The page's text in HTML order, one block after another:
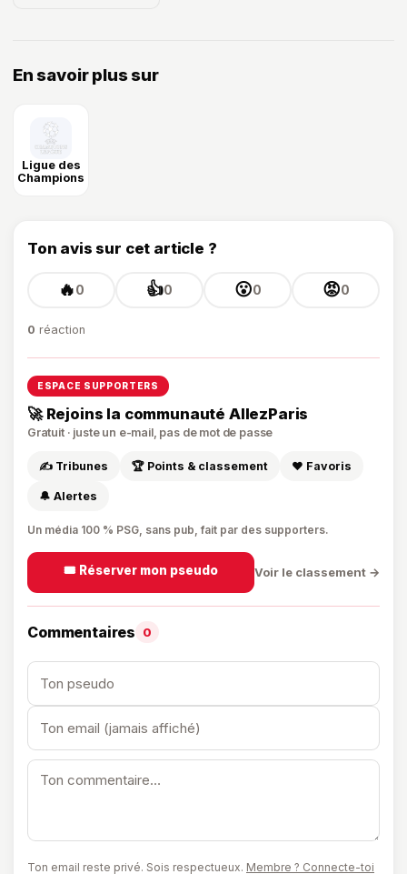
En savoir plus sur
Ligue des
Champions
Ton avis sur cet article ?
🔥0 👍0 😮0 😡0
0 réaction
ESPACE SUPPORTERS
🚀 Rejoins la communauté AllezParis
Gratuit · juste un e-mail, pas de mot de passe
✍️ Tribunes 🏆 Points & classement ❤️ Favoris
🔔 Alertes
Un média 100 % PSG, sans pub, fait par des supporters.
🎟️ Réserver mon pseudo Voir le classement →
Commentaires 0
Ton email reste privé. Sois respectueux. Membre ? Connecte-toi